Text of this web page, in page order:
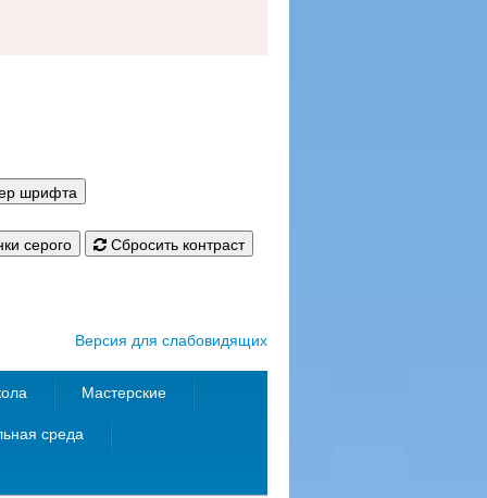
шрифта
серого Сбросить контраст
Версия для слабовидящих
Мастерские
среда